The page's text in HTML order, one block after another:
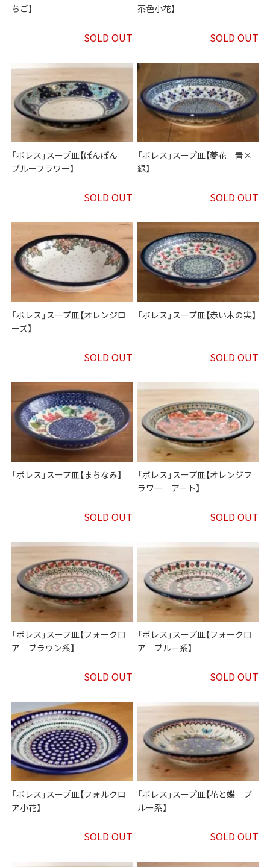
ちご】
SOLD OUT
茶色小花】
SOLD OUT
「ボレス」スープ皿【ぽんぽん
ブルーフラワー】
SOLD OUT
「ボレス」スープ皿【菱花 青×
緑】
SOLD OUT
「ボレス」スープ皿【オレンジロ
ーズ】
SOLD OUT
「ボレス」スープ皿【赤い木の実】
SOLD OUT
「ボレス」スープ皿【まちなみ】
SOLD OUT
「ボレス」スープ皿【オレンジフ
ラワー アート】
SOLD OUT
「ボレス」スープ皿【フォークロ
ア ブラウン系】
SOLD OUT
「ボレス」スープ皿【フォークロ
ア ブルー系】
SOLD OUT
「ボレス」スープ皿【フォルクロ
ア小花】
SOLD OUT
「ボレス」スープ皿【花と蝶 ブ
ルー系】
SOLD OUT